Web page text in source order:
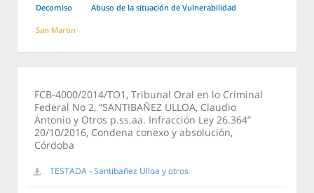
Decomiso Abuso de la situación de Vulnerabilidad
San Martín
FCB-4000/2014/TO1, Tribunal Oral en lo Criminal
Federal No 2, “SANTIBAÑEZ ULLOA, Claudio
Antonio y Otros p.ss.aa. Infracción Ley 26.364”
20/10/2016, Condena conexo y absolución,
Córdoba
TESTADA - Santibañez Ulloa y otros